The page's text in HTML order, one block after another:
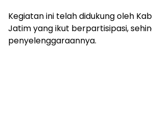
Kegiatan ini telah didukung oleh
Jatim yang ikut berpartisipasi,
penyelenggaraannya.